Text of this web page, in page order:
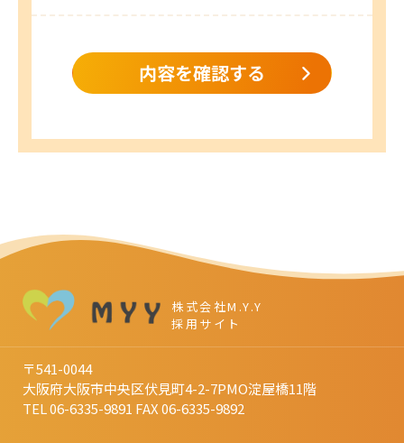
株式会社M.Y.Y
採用サイト
〒541-0044
大阪府大阪市中央区伏見町4-2-7PMO淀屋橋11階
TEL 06-6335-9891 FAX 06-6335-9892